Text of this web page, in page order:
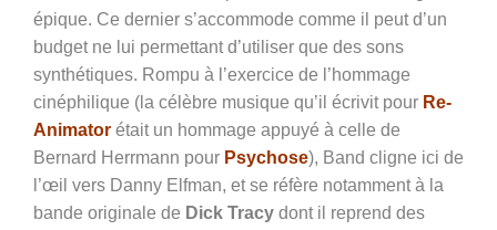
épique. Ce dernier s’accommode comme il peut d’un
budget ne lui permettant d’utiliser que des sons
synthétiques. Rompu à l’exercice de l’hommage
cinéphilique (la célèbre musique qu’il écrivit pour Re-
Animator était un hommage appuyé à celle de
Bernard Herrmann pour Psychose), Band cligne ici de
l’œil vers Danny Elfman, et se réfère notamment à la
bande originale de Dick Tracy dont il reprend des